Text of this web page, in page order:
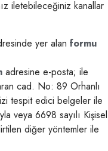
iletebileceğiniz kanallar
yer alan formu
adresine e-posta; ile
cad. No: 89 Orhanlı
tespit edici belgeler ile
veya 6698 sayılı Kişisel
diğer yöntemler ile